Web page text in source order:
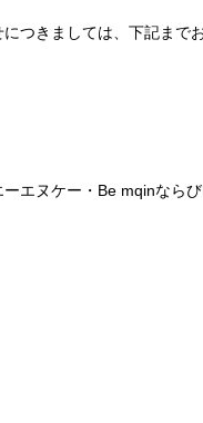
つきましては、下記まで
エヌケー・Be mqinなら